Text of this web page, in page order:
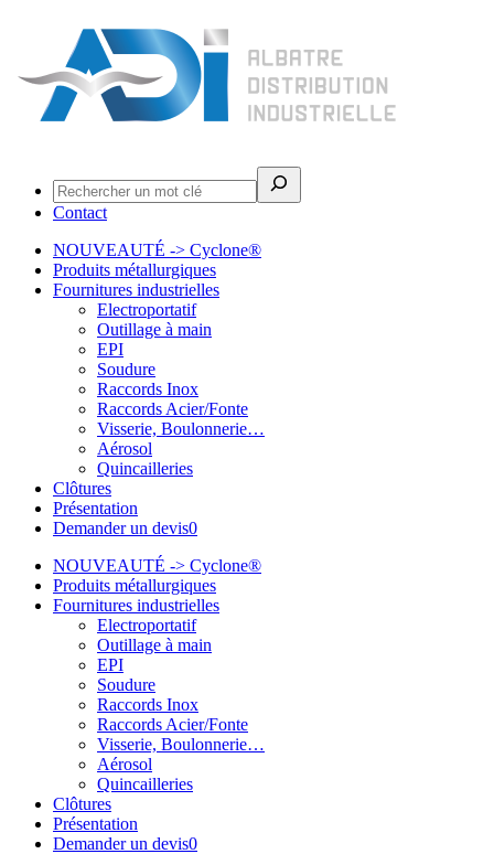
Contact
NOUVEAUTÉ -> Cyclone®
Produits métallurgiques
Fournitures industrielles
Electroportatif
Outillage à main
EPI
Soudure
Raccords Inox
Raccords Acier/Fonte
Visserie, Boulonnerie…
Aérosol
Quincailleries
Clôtures
Présentation
Demander un devis0
NOUVEAUTÉ -> Cyclone®
Produits métallurgiques
Fournitures industrielles
Electroportatif
Outillage à main
EPI
Soudure
Raccords Inox
Raccords Acier/Fonte
Visserie, Boulonnerie…
Aérosol
Quincailleries
Clôtures
Présentation
Demander un devis0